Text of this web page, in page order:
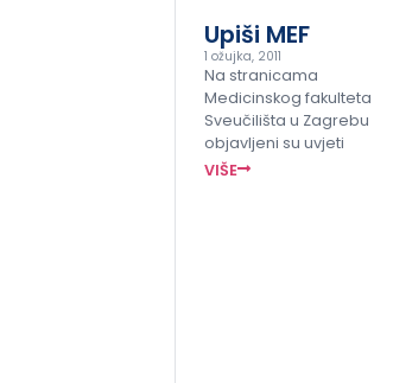
Upiši MEF
1 ožujka, 2011
Na stranicama
Medicinskog fakulteta
Sveučilišta u Zagrebu
objavljeni su uvjeti
VIŠE